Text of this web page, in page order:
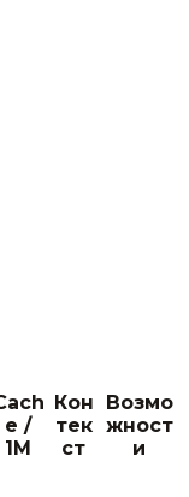
e /
1M
Кон
тек
ст
Возмо
жност
и